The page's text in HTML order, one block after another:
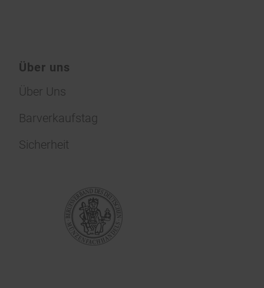
Über uns
Über Uns
Barverkaufstag
Sicherheit